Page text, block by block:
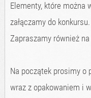
Elementy, które można
załączamy do konkursu.
Zapraszamy również
Na początek prosimy o
wraz z opakowaniem i